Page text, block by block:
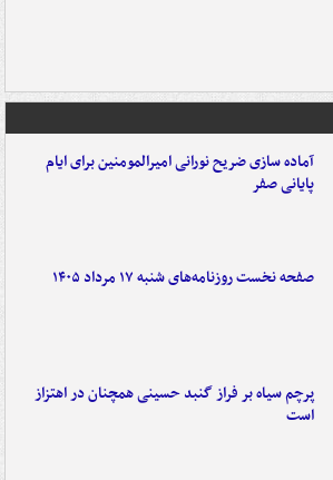
آماده سازی ضریح نورانی امیرالمومنین برای ایام
پایانی صفر
صفحه نخست روزنامه‌های شنبه ۱۷ مرداد ۱۴۰۵
پرچم سیاه بر فراز گنبد حسینی همچنان در اهتزاز
است